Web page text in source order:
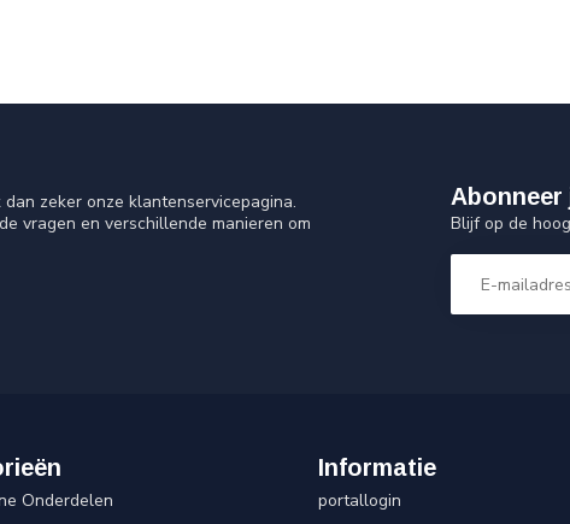
zeker onze klantenservicepagina.
vragen en verschillende manieren om
Abonneer
Blijf op de
Onderdelen
Informatie
portallogin